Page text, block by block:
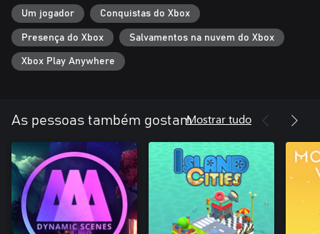
Um jogador Conquistas do Xbox
Presença do Xbox Salvamentos na nuvem do Xbox
Xbox Play Anywhere
As pessoas também gostamMostrar tudo